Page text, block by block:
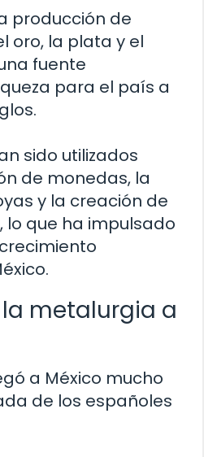
producción de
oro, la plata y el
fuente
para el país a
sido utilizados
de monedas, la
y la creación de
lo que ha impulsado
metalurgia a
a México mucho
de los españoles